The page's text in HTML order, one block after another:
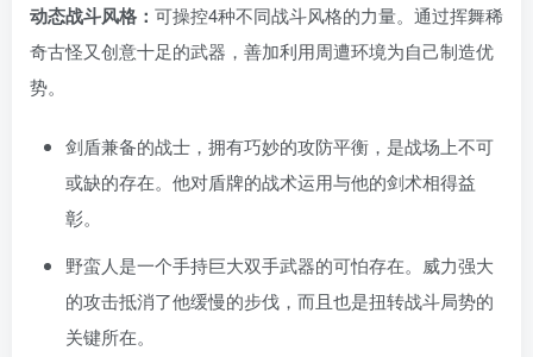
动态战斗风格： 可操控4种不同战斗风格的力量。通过挥舞稀
奇古怪又创意十足的武器，善加利用周遭环境为自己制造优
势。
剑盾兼备的战士，拥有巧妙的攻防平衡，是战场上不可
或缺的存在。他对盾牌的战术运用与他的剑术相得益
彰。
野蛮人是一个手持巨大双手武器的可怕存在。威力强大
的攻击抵消了他缓慢的步伐，而且也是扭转战斗局势的
关键所在。